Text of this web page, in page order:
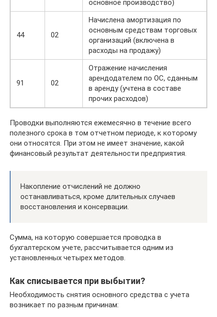
основное производство)
44 02
Начислена амортизация по
основным средствам торговых
организаций (включена в
расходы на продажу)
91 02
Отражение начисления
арендодателем по ОС, сданным
в аренду (учтена в составе
прочих расходов)
Проводки выполняются ежемесячно в течение всего
полезного срока в том отчетном периоде, к которому
они относятся. При этом не имеет значение, какой
финансовый результат деятельности предприятия.
Накопление отчислений не должно
останавливаться, кроме длительных случаев
восстановления и консервации.
Сумма, на которую совершается проводка в
бухгалтерском учете, рассчитывается одним из
установленных четырех методов.
Как списывается при выбытии?
Необходимость снятия основного средства с учета
возникает по разным причинам: